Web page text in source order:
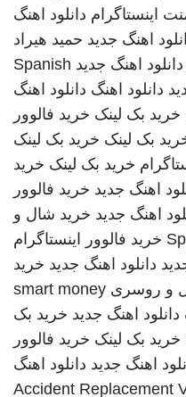
اینستاگرام دانلود اهنگ
اهنگ جدید حمید هیراد
دانلود اهنگ جدید Spanish
دانلود اهنگ دانلود اهنگ
خرید بک لینک خرید فالوور
بک لینک خرید بک لینک
خرید بک لینک خرید
اهنگ جدید خرید فالوور
اهنگ جدید خرید شال و
خرید فالوور اینستاگرام
دانلود اهنگ جدید خرید
و روسری smart money
دانلود اهنگ جدید خرید بک
خرید بک لینک خرید فالوور
اهنگ جدید دانلود اهنگ
Accident Replacement